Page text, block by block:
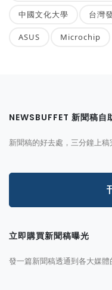
中國文化大學 台灣
ASUS Microchip
NEWSBUFFET 新聞稿自
新聞稿的好去處，三分鐘上
立即購買新聞稿曝光
發一篇新聞稿透通到各大媒體